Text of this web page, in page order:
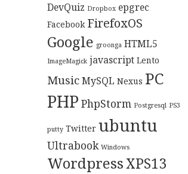
DevQuiz Dropbox epgrec
Facebook FirefoxOS
Google groonga HTML5
ImageMagick javascript Lento
MusicMySQL Nexus PC
PHP PhpStorm Postgresql PS3
putty Twitter ubuntu
Ultrabook Windows
WordpressXPS13